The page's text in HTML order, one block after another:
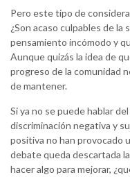
Pero este tipo de
¿Son acaso culpables de la
pensamiento incómodo y
Aunque quizás la idea de
progreso de la comunidad
de mantener.
Si ya no se puede hablar
discriminación negativa y
positiva no han provocado
debate queda descartada
hacer algo para mejorar,